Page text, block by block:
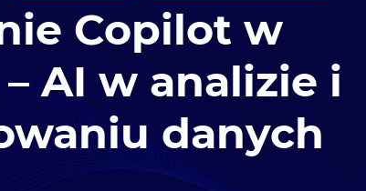
Copilot w
AI w analizie i
danych